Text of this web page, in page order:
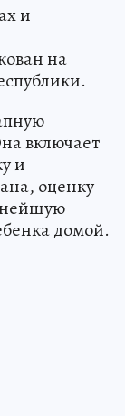
и
на
включает
и
оценку
домой.